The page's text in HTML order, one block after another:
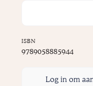
ISBN
9789058885944
Log in om